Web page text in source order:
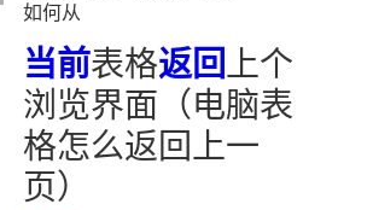
如何从
当前表格返回上个
浏览界面（电脑表
格怎么返回上一
页）